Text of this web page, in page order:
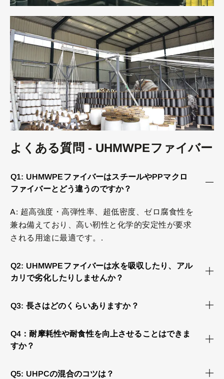
よくある質問 - UHMWPEファイバー
Q1: UHMWPEファイバーはスチールやPPマクロ
ファイバーとどう違うのですか？
A: 超高強度・高弾性率、超低密度、ゼロ腐食性を
兼ね備えており、高い靭性と化学的安定性が要求
される用途に最適です。.
Q2: UHMWPEファイバーは水を吸収したり、アル
カリで劣化したりしませんか？
Q3: 長さはどのくらいありますか？
Q4：耐摩耗性や耐食性を向上させることはできま
すか？
Q5: UHPCの混合のコツは？